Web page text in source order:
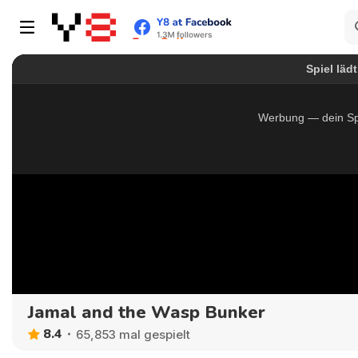
Jamal and the Wasp Bunker
8.4 65,853 mal gespielt